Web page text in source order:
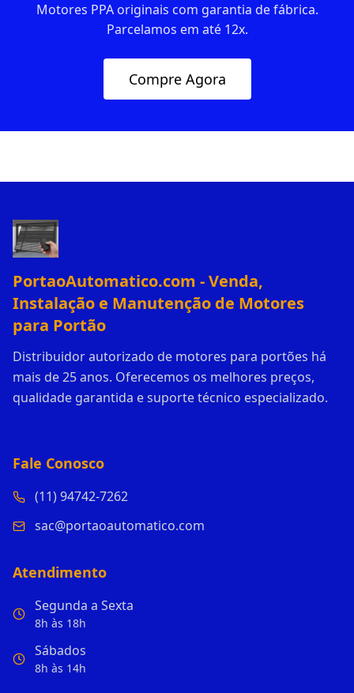
Motores PPA originais com garantia de fábrica.
Parcelamos em até 12x.
Compre Agora
PortaoAutomatico.com - Venda,
Instalação e Manutenção de Motores
para Portão
Distribuidor autorizado de motores para portões há
mais de 25 anos. Oferecemos os melhores preços,
qualidade garantida e suporte técnico especializado.
Fale Conosco
(11) 94742-7262
sac@portaoautomatico.com
Atendimento
Segunda a Sexta
8h às 18h
Sábados
8h às 14h